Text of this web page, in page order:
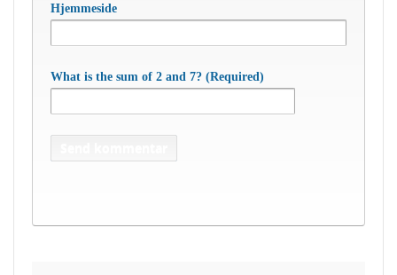
Hjemmeside
What is the sum of 2 and 7? (Required)